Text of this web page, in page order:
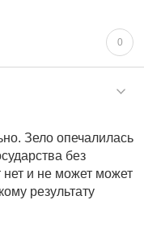
0
Зело опечалилась
без
нет и не может может
результату